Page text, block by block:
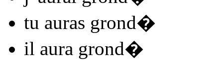
tu auras grond�
il aura grond�